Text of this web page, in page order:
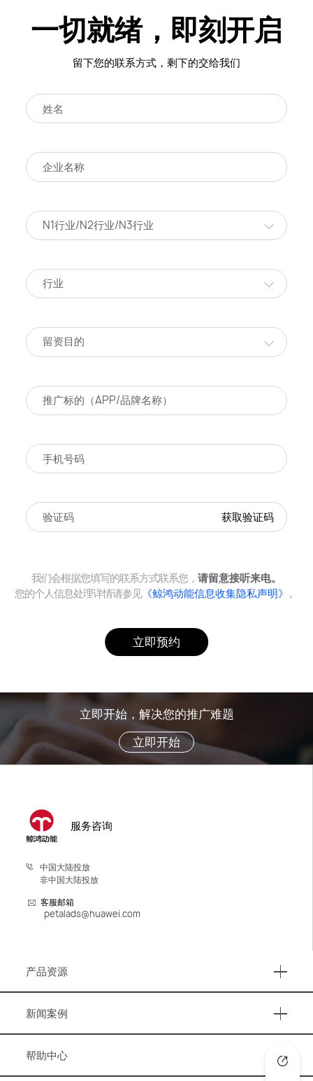
一切就绪，即刻开启
留下您的联系方式，剩下的交给我们
N1行业/N2行业/N3行业
行业
留资目的
获取验证码
我们会根据您填写的联系方式联系您， 请留意接听来电。
您的个人信息处理详情请参见《鲸鸿动能信息收集隐私声明》 。
立即预约
立即开始，解决您的推广难题
立即开始
服务咨询
中国大陆投放
非中国大陆投放
客服邮箱
petalads@huawei.com
产品资源
新闻案例
帮助中心